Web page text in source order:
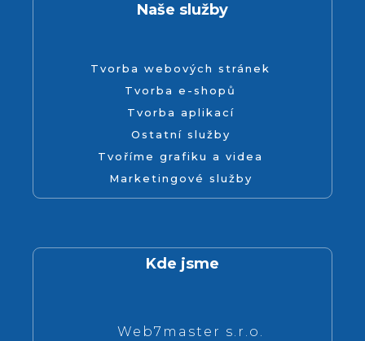
Naše služby
Tvorba webových stránek
Tvorba e-shopů
Tvorba aplikací
Ostatní služby
Tvoříme grafiku a videa
Marketingové služby
Kde jsme
Web7master s.r.o.